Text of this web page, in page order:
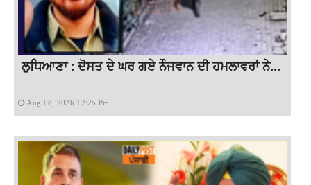
ਲੁਧਿਆਣਾ : ਦੋਸਤ ਦੇ ਘਰ ਗਏ ਨੌਜਵਾਨ ਦੀ ਹਮਲਾਵਰਾਂ ਨੇ...
Aug 08, 2026 12:25 Pm